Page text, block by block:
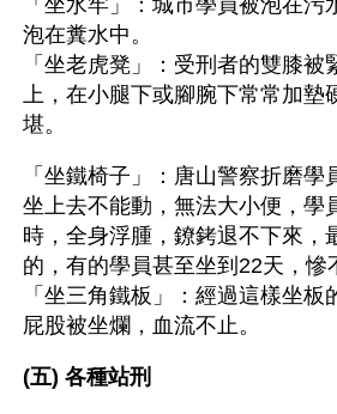
泡在糞水中。
「坐老虎凳」：受刑者的雙膝被
上，在小腿下或腳腕下常常加墊
堪。
「坐鐵椅子」：唐山警察折磨學
坐上去不能動，無法大小便，學
時，全身浮腫，鐐銬退不下來，
的，有的學員甚至坐到22天，慘
「坐三角鐵板」：經過這樣坐板
屁股被坐爛，血流不止。
(五) 各種站刑